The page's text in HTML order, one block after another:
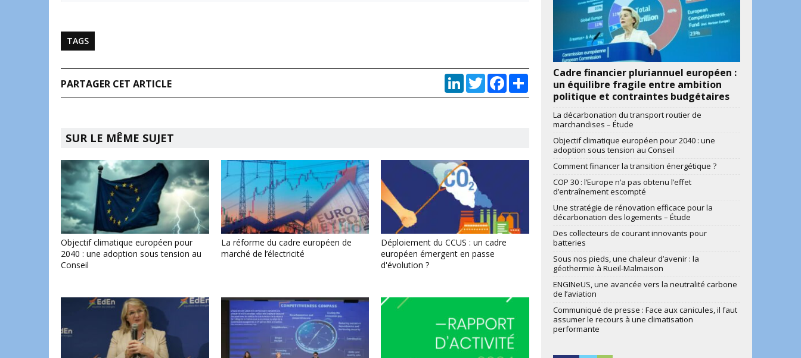
TAGS
PARTAGER CET ARTICLE LinkedInTwitterFacebookPartager
SUR LE MÊME SUJET
Objectif climatique européen pour
2040 : une adoption sous tension au
Conseil
La réforme du cadre européen de
marché de l’électricité
Déploiement du CCUS : un cadre
européen émergent en passe
d'évolution ?
Cadre financier pluriannuel européen :
un équilibre fragile entre ambition
politique et contraintes budgétaires
La décarbonation du transport routier de
marchandises – Étude
Objectif climatique européen pour 2040 : une
adoption sous tension au Conseil
Comment financer la transition énergétique ?
COP 30 : l’Europe n’a pas obtenu l’effet
d’entraînement escompté
Une stratégie de rénovation efficace pour la
décarbonation des logements – Étude
Des collecteurs de courant innovants pour
batteries
Sous nos pieds, une chaleur d’avenir : la
géothermie à Rueil-Malmaison
ENGINeUS, une avancée vers la neutralité carbone
de l’aviation
Communiqué de presse : Face aux canicules, il faut
assumer le recours à une climatisation
performante